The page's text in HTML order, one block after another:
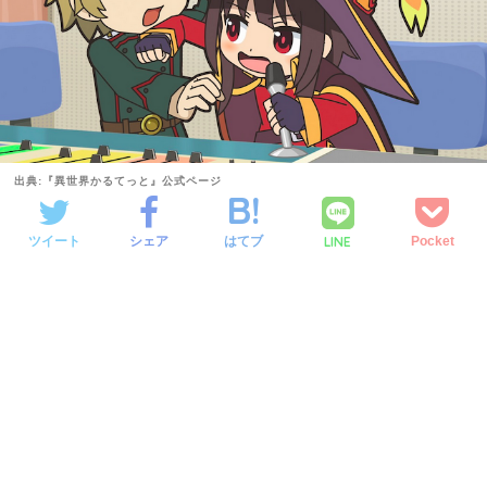
出典:『異世界かるてっと』公式ページ
ツイート シェア はてブ LINE Pocket